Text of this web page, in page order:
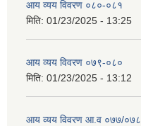
आय व्यय विवरण ०८०-०८१
मिति: 01/23/2025 - 13:25
आय व्यय विवरण ०७९-०८०
मिति: 01/23/2025 - 13:12
आय व्यय विवरण आ.व ०७७/०७८